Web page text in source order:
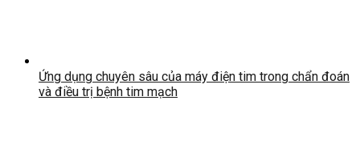
Ứng dụng chuyên sâu của máy điện tim trong chẩn đoán
và điều trị bệnh tim mạch